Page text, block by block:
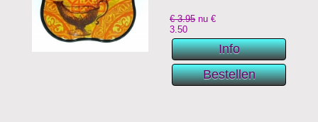
€ 3.95 nu €
3.50